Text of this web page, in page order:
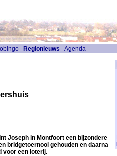
Regionieuws Agenda
Joseph in Montfoort een bijzondere
bridgetoernooi gehouden en daarna
voor een loterij.